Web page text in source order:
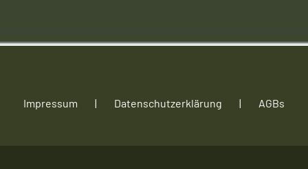
Impressum Datenschutzerklärung AGBs